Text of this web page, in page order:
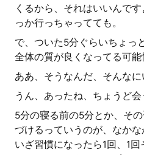
くるから、それはいいんで
っか行っちゃってても。
で、ついた5分ぐらいちょっ
全体の質が良くなってる可能
ああ、そうなんだ、そんなに
うん、あったね、ちょうど会
5分の寝る前の5分とか、そ
づけるっていうのが、なか
いざ習慣になったら1回、1